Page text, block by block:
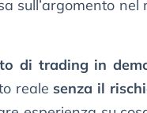
sull’argomento
di trading in
reale senza il